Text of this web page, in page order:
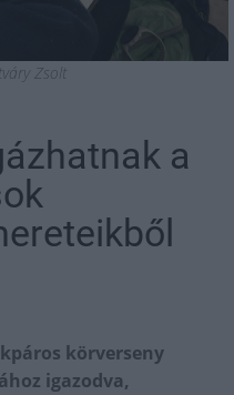
Zsolt
a
körverseny
igazodva,